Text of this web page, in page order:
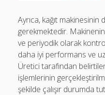
Ayrıca, kağıt makinesinin
gerekmektedir.
ve periyodik olarak
daha iyi performans ve
Üretici tarafından
işlemlerinin
şekilde çalışır durumda